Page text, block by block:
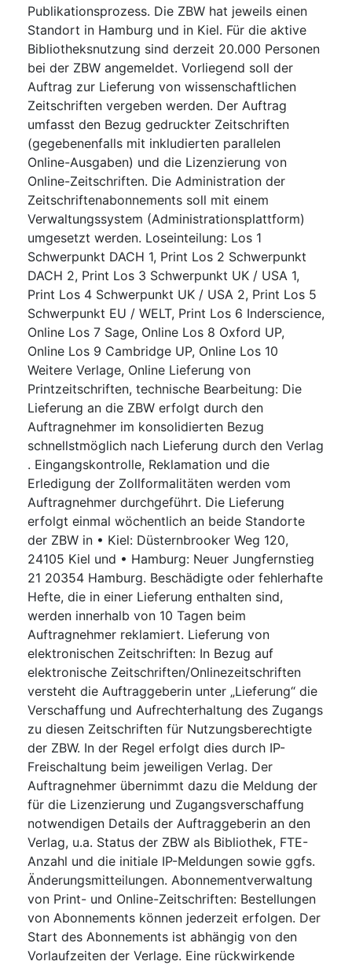
Publikationsprozess. Die ZBW hat jeweils einen
Standort in Hamburg und in Kiel. Für die aktive
Bibliotheksnutzung sind derzeit 20.000 Personen
bei der ZBW angemeldet. Vorliegend soll der
Auftrag zur Lieferung von wissenschaftlichen
Zeitschriften vergeben werden. Der Auftrag
umfasst den Bezug gedruckter Zeitschriften
(gegebenenfalls mit inkludierten parallelen
Online-Ausgaben) und die Lizenzierung von
Online-Zeitschriften. Die Administration der
Zeitschriftenabonnements soll mit einem
Verwaltungssystem (Administrationsplattform)
umgesetzt werden. Loseinteilung: Los 1
Schwerpunkt DACH 1, Print Los 2 Schwerpunkt
DACH 2, Print Los 3 Schwerpunkt UK / USA 1,
Print Los 4 Schwerpunkt UK / USA 2, Print Los 5
Schwerpunkt EU / WELT, Print Los 6 Inderscience,
Online Los 7 Sage, Online Los 8 Oxford UP,
Online Los 9 Cambridge UP, Online Los 10
Weitere Verlage, Online Lieferung von
Printzeitschriften, technische Bearbeitung: Die
Lieferung an die ZBW erfolgt durch den
Auftragnehmer im konsolidierten Bezug
schnellstmöglich nach Lieferung durch den Verlag
. Eingangskontrolle, Reklamation und die
Erledigung der Zollformalitäten werden vom
Auftragnehmer durchgeführt. Die Lieferung
erfolgt einmal wöchentlich an beide Standorte
der ZBW in • Kiel: Düsternbrooker Weg 120,
24105 Kiel und • Hamburg: Neuer Jungfernstieg
21 20354 Hamburg. Beschädigte oder fehlerhafte
Hefte, die in einer Lieferung enthalten sind,
werden innerhalb von 10 Tagen beim
Auftragnehmer reklamiert. Lieferung von
elektronischen Zeitschriften: In Bezug auf
elektronische Zeitschriften/Onlinezeitschriften
versteht die Auftraggeberin unter „Lieferung“ die
Verschaffung und Aufrechterhaltung des Zugangs
zu diesen Zeitschriften für Nutzungsberechtigte
der ZBW. In der Regel erfolgt dies durch IP-
Freischaltung beim jeweiligen Verlag. Der
Auftragnehmer übernimmt dazu die Meldung der
für die Lizenzierung und Zugangsverschaffung
notwendigen Details der Auftraggeberin an den
Verlag, u.a. Status der ZBW als Bibliothek, FTE-
Anzahl und die initiale IP-Meldungen sowie ggfs.
Änderungsmitteilungen. Abonnementverwaltung
von Print- und Online-Zeitschriften: Bestellungen
von Abonnements können jederzeit erfolgen. Der
Start des Abonnements ist abhängig von den
Vorlaufzeiten der Verlage. Eine rückwirkende